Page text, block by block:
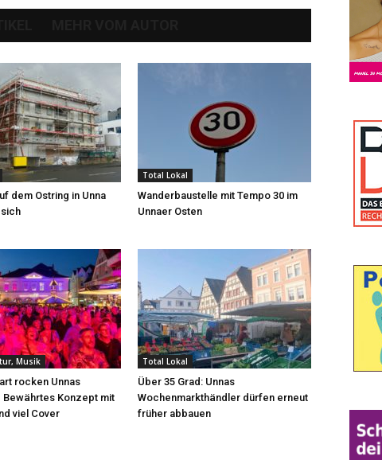
dem Ostring in Unna
Total Lokal
Wanderbaustelle mit Tempo 30 im
Unnaer Osten
Musik
rocken Unnas
Konzept mit
viel Cover
Total Lokal
Über 35 Grad: Unnas
Wochenmarkthändler dürfen erneut
früher abbauen